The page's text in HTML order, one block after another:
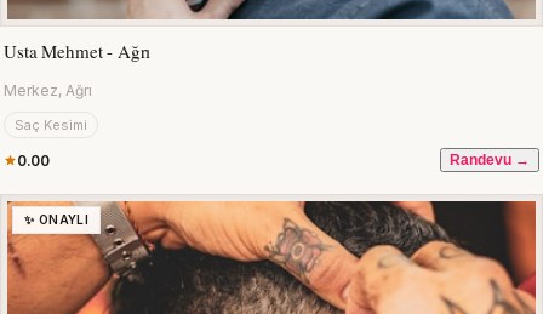
Usta Mehmet - Ağrı
Merkez, Ağrı
Saç Kesimi
0.00 Randevu →
✨ ONAYLI